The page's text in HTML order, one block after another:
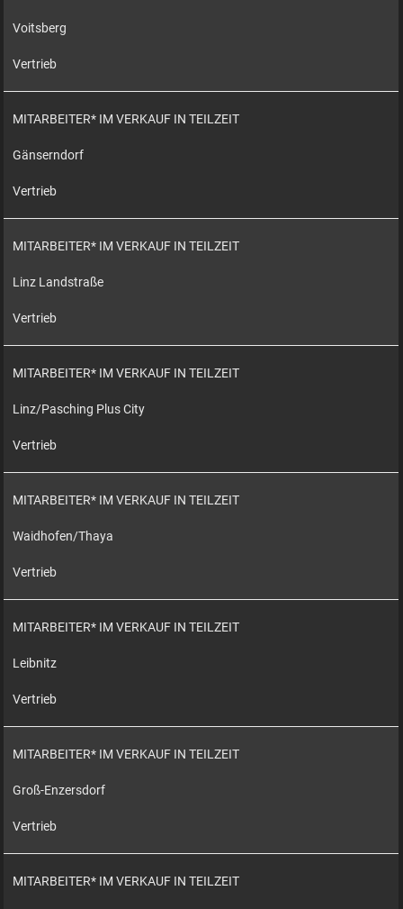
Voitsberg
Vertrieb
MITARBEITER* IM VERKAUF IN TEILZEIT
Gänserndorf
Vertrieb
MITARBEITER* IM VERKAUF IN TEILZEIT
Linz Landstraße
Vertrieb
MITARBEITER* IM VERKAUF IN TEILZEIT
Linz/Pasching Plus City
Vertrieb
MITARBEITER* IM VERKAUF IN TEILZEIT
Waidhofen/Thaya
Vertrieb
MITARBEITER* IM VERKAUF IN TEILZEIT
Leibnitz
Vertrieb
MITARBEITER* IM VERKAUF IN TEILZEIT
Groß-Enzersdorf
Vertrieb
MITARBEITER* IM VERKAUF IN TEILZEIT